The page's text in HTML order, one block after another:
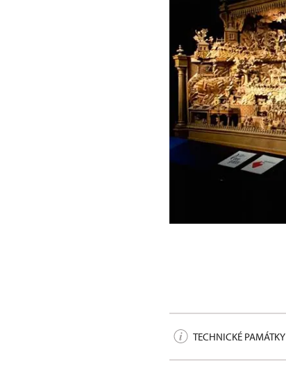
TECHNICKÉ PAMÁTKY